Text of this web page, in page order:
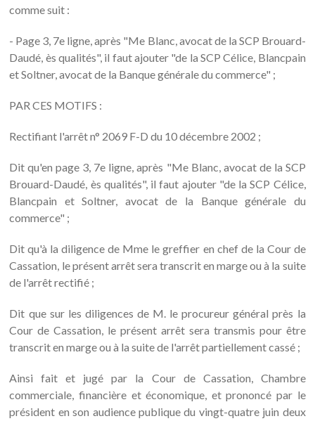
comme suit :
- Page 3, 7e ligne, après "Me Blanc, avocat de la SCP Brouard-
Daudé, ès qualités", il faut ajouter "de la SCP Célice, Blancpain
et Soltner, avocat de la Banque générale du commerce" ;
PAR CES MOTIFS :
Rectifiant l'arrêt n° 2069 F-D du 10 décembre 2002 ;
Dit qu'en page 3, 7e ligne, après "Me Blanc, avocat de la SCP
Brouard-Daudé, ès qualités", il faut ajouter "de la SCP Célice,
Blancpain et Soltner, avocat de la Banque générale du
commerce" ;
Dit qu'à la diligence de Mme le greffier en chef de la Cour de
Cassation, le présent arrêt sera transcrit en marge ou à la suite
de l'arrêt rectifié ;
Dit que sur les diligences de M. le procureur général près la
Cour de Cassation, le présent arrêt sera transmis pour être
transcrit en marge ou à la suite de l'arrêt partiellement cassé ;
Ainsi fait et jugé par la Cour de Cassation, Chambre
commerciale, financière et économique, et prononcé par le
président en son audience publique du vingt-quatre juin deux